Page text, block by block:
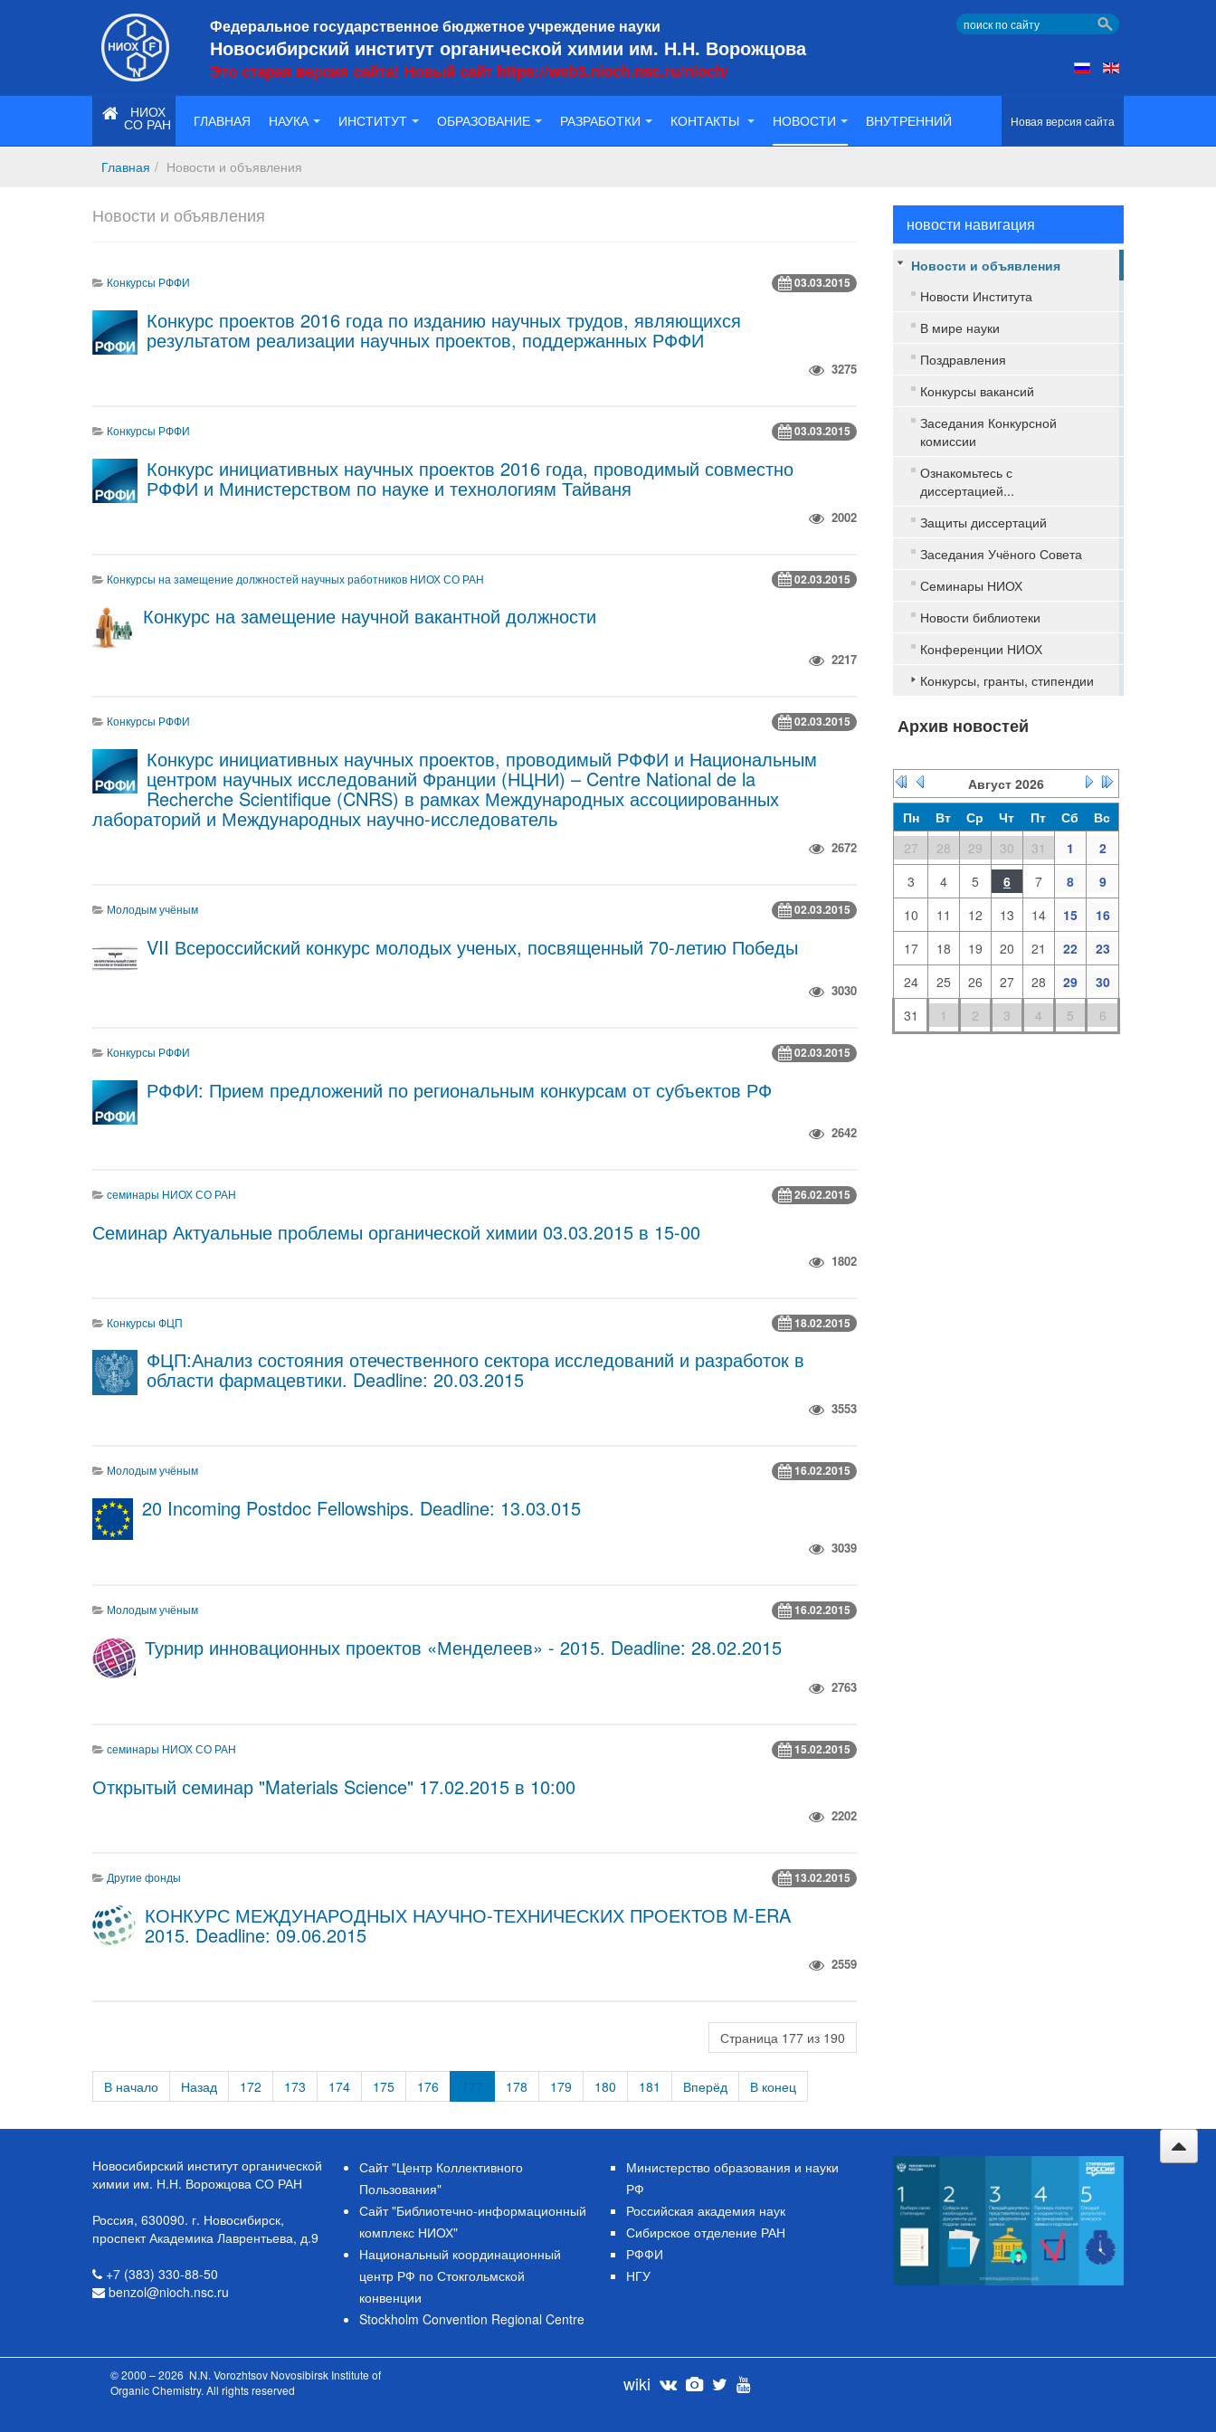
Федеральное государственное бюджетное учреждение науки
Новосибирский институт органической химии им. Н.Н. Ворожцова
Это старая версия сайта! Новый сайт https://web3.nioch.nsc.ru/nioch/
НИОХ
СО РАН Новая версия сайта
ГЛАВНАЯ НАУКА ИНСТИТУТ ОБРАЗОВАНИЕ РАЗРАБОТКИ КОНТАКТЫ НОВОСТИ ВНУТРЕННИЙ
Главная Новости и объявления
Новости и объявления
03.03.2015
Конкурсы РФФИ
Конкурс проектов 2016 года по изданию научных трудов, являющихся
результатом реализации научных проектов, поддержанных РФФИ
3275
03.03.2015
Конкурсы РФФИ
Конкурс инициативных научных проектов 2016 года, проводимый совместно
РФФИ и Министерством по науке и технологиям Тайваня
2002
02.03.2015
Конкурсы на замещение должностей научных работников НИОХ СО РАН
Конкурс на замещение научной вакантной должности
2217
02.03.2015
Конкурсы РФФИ
Конкурс инициативных научных проектов, проводимый РФФИ и Национальным
центром научных исследований Франции (НЦНИ) – Centre National de la
Recherche Scientifique (CNRS) в рамках Международных ассоциированных
лабораторий и Международных научно-исследователь
2672
02.03.2015
Молодым учёным
VII Всероссийский конкурс молодых ученых, посвященный 70-летию Победы
3030
02.03.2015
Конкурсы РФФИ
РФФИ: Прием предложений по региональным конкурсам от субъектов РФ
2642
26.02.2015
семинары НИОХ СО РАН
Семинар Актуальные проблемы органической химии 03.03.2015 в 15-00
1802
18.02.2015
Конкурсы ФЦП
ФЦП:Анализ состояния отечественного сектора исследований и разработок в
области фармацевтики. Deadline: 20.03.2015
3553
16.02.2015
Молодым учёным
20 Incoming Postdoc Fellowships. Deadline: 13.03.015
3039
16.02.2015
Молодым учёным
Турнир инновационных проектов «Менделеев» - 2015. Deadline: 28.02.2015
2763
15.02.2015
семинары НИОХ СО РАН
Открытый семинар "Materials Science" 17.02.2015 в 10:00
2202
13.02.2015
Другие фонды
КОНКУРС МЕЖДУНАРОДНЫХ НАУЧНО-ТЕХНИЧЕСКИХ ПРОЕКТОВ M-ERA
2015. Deadline: 09.06.2015
2559
Страница 177 из 190
В начало Назад 172 173 174 175 176 177 178 179 180 181 Вперёд В конец
новости навигация
Новости и объявления
Новости Института
В мире науки
Поздравления
Конкурсы вакансий
Заседания Конкурсной
комиссии
Ознакомьтесь с
диссертацией...
Защиты диссертаций
Заседания Учёного Совета
Семинары НИОХ
Новости библиотеки
Конференции НИОХ
Конкурсы, гранты, стипендии
Архив новостей
Август 2026
Пн
Вт Ср Чт Пт Сб
Вс
27
28 29 30 31 1
2
3
4 5 6 7 8
9
10
11 12 13 14 15
16
17
18 19 20 21 22
23
24
25 26 27 28 29
30
31
1 2 3 4 5 6
Новосибирский институт органической
химии им. Н.Н. Ворожцова СО РАН
Россия, 630090. г. Новосибирск,
проспект Академика Лаврентьева, д.9
+7 (383) 330-88-50
benzol@nioch.nsc.ru
Сайт "Центр Коллективного
Пользования"
Сайт "Библиотечно-информационный
комплекс НИОХ"
Национальный координационный
центр РФ по Стокгольмской
конвенции
Stockholm Convention Regional Centre
Министерство образования и науки
РФ
Российская академия наук
Сибирское отделение РАН
РФФИ
НГУ
© 2000 – 2026 N.N. Vorozhtsov Novosibirsk Institute of
Organic Chemistry. All rights reserved
wiki